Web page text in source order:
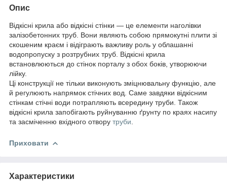
Опис
Відкісні крила або відкісні стінки — це елементи наголівки
залізобетонних труб. Вони являють собою прямокутні плити зі
скошеним краєм і відіграють важливу роль у облашанні
водопропуску з розтрубних труб. Відкісні крила
встановлюються до стінок порталу з обох боків, утворюючи
лійку.
Ці конструкції не тільки виконують зміцнювальну функцію, але
й регулюють напрямок стічних вод. Саме завдяки відкісним
стінкам стічні води потрапляють всередину труби. Також
відкісні крила запобігають руйнуванню ґрунту по краях насипу
та засміченню вхідного отвору труби
Приховати
Характеристики